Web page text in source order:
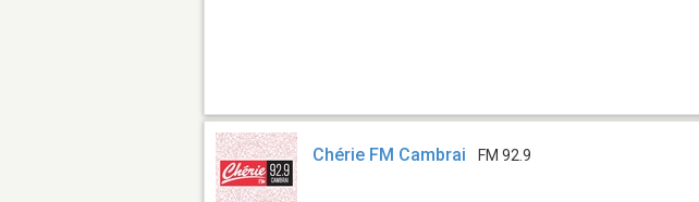
Chérie FM Cambrai FM 92.9